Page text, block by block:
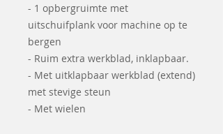
- 1 opbergruimte met
uitschuifplank voor machine op te
bergen
- Ruim extra werkblad, inklapbaar.
- Met uitklapbaar werkblad (extend)
met stevige steun
- Met wielen